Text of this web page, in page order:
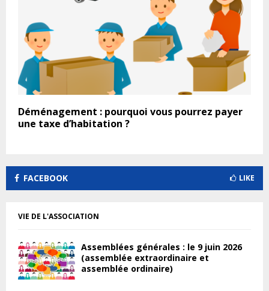
Déménagement : pourquoi vous pourrez payer
une taxe d’habitation ?
FACEBOOK LIKE
VIE DE L'ASSOCIATION
Assemblées générales : le 9 juin 2026
(assemblée extraordinaire et
assemblée ordinaire)